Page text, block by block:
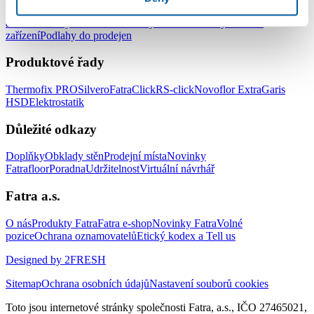
a zdravotnických zařízení
zařízeníPodlahy do prodejen
Produktové řady
Thermofix PROSilveroFatraClickRS-clickNovoflor ExtraGaris
HSDElektrostatik
Důležité odkazy
DoplňkyObklady stěnProdejní místaNovinky
FatrafloorPoradnaUdržitelnostVirtuální návrhář
Fatra a.s.
O násProdukty FatraFatra e-shopNovinky FatraVolné
poziceOchrana oznamovatelůEtický kodex a Tell us
Designed by 2FRESH
SitemapOchrana osobních údajůNastavení souborů cookies
Toto jsou internetové stránky společnosti Fatra, a.s., IČO 27465021,